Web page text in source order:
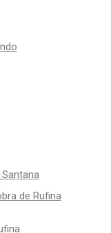
de Rufina